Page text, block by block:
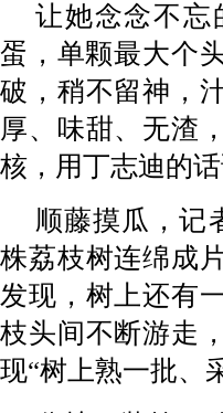
让她念念不忘
蛋，单颗最大个
破，稍不留神，
厚、味甜、无渣
核，用丁志迪的
顺藤摸瓜，记
株荔枝树连绵成
发现，树上还有
枝头间不断游走
现“树上熟一批、